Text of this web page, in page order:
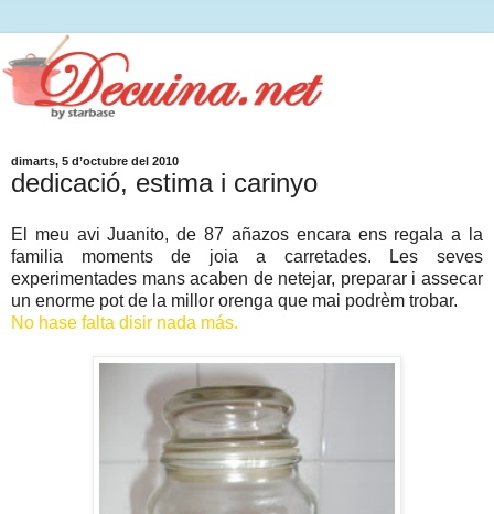
dimarts, 5 d’octubre del 2010
dedicació, estima i carinyo
El meu avi Juanito, de 87 añazos encara ens regala a la
familia moments de joia a carretades. Les seves
experimentades mans acaben de netejar, preparar i assecar
un enorme pot de la millor orenga que mai podrèm trobar.
No hase falta disir nada más.